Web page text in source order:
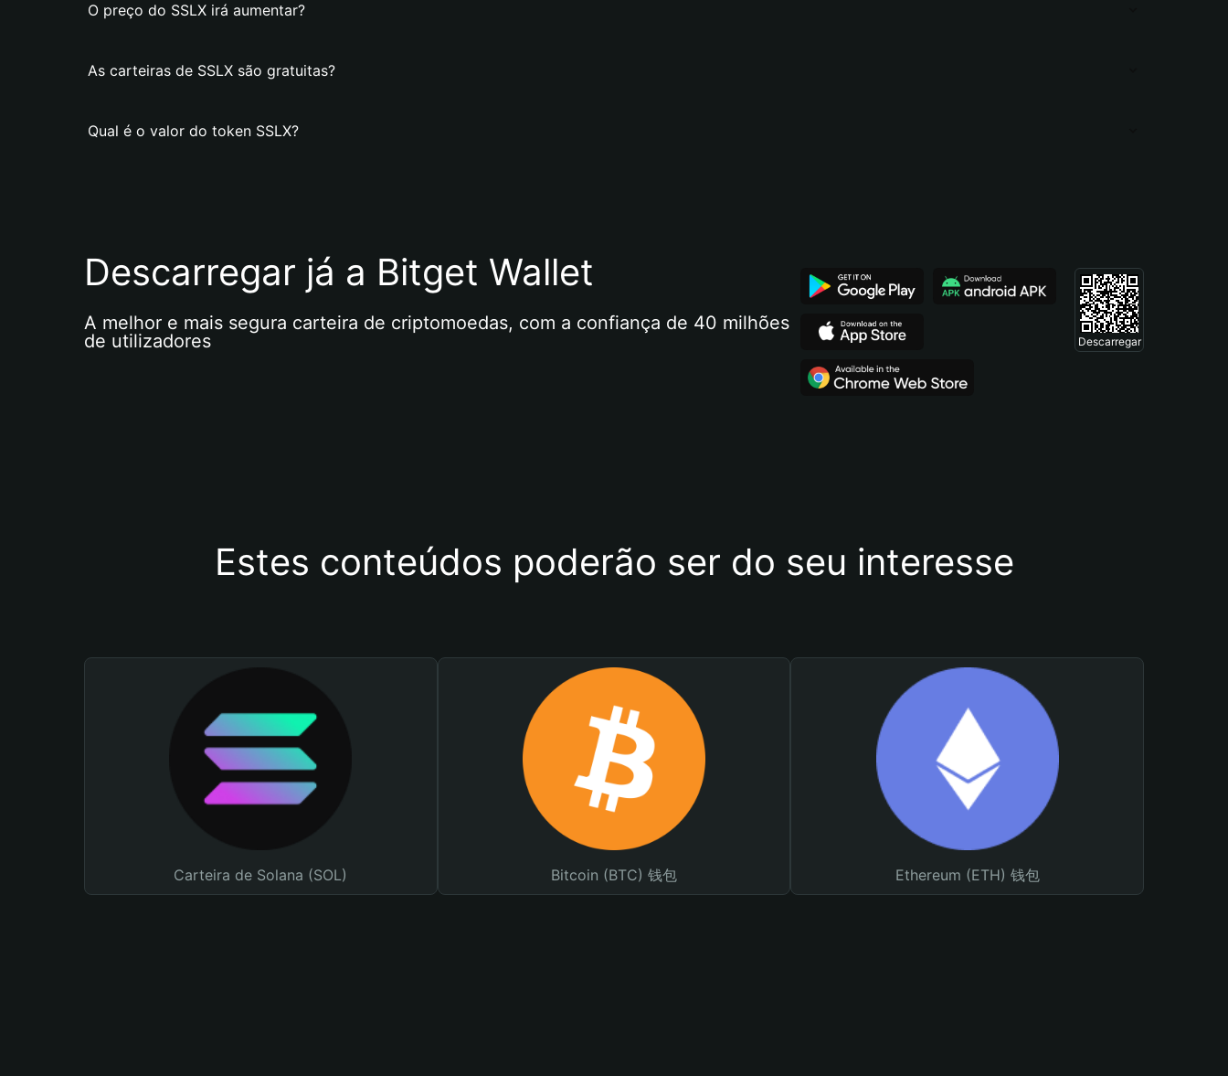
O preço do SSLX irá aumentar?
As carteiras de SSLX são gratuitas?
Qual é o valor do token SSLX?
Descarregar já a Bitget Wallet
A melhor e mais segura carteira de criptomoedas, com a confiança de 40 milhões
de utilizadores
Descarregar
Estes conteúdos poderão ser do seu interesse
Carteira de Solana (SOL) Bitcoin (BTC) 钱包 Ethereum (ETH) 钱包